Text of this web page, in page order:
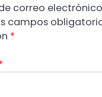
correo
campos
*